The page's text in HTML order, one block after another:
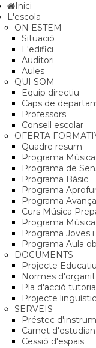
Inici
L'escola
ON ESTEM
Situació
L'edifici
Auditori
Aules
QUI SOM
Equip directiu
Caps de
Professors
Consell escolar
OFERTA
Quadre resum
Programa
Programa de
Programa Bàsic
Programa
Programa
Curs Música
Programa
Programa Joves
Programa Aula
DOCUMENTS
Projecte Educatiu
Normes
Pla d'acció tutorial
Projecte lingüístic
SERVEIS
Préstec
Carnet
Cessió d'espais